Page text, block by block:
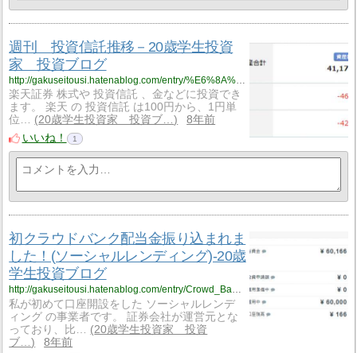
週刊 投資信託推移－20歳学生投資
家 投資ブログ
http://gakuseitousi.hatenablog.com/entry/%E6%8A%95%E8%B3%87%E4%BF%A1%E8%A8%97/20180310
楽天証券 株式や 投資信託 、金などに投資でき
ます。 楽天 の 投資信託 は100円から、1円単
位…
20歳学生投資家 投資ブ…
8年前
いいね！
1
初クラウドバンク配当金振り込まれま
した！(ソーシャルレンディング)-20歳
学生投資ブログ
http://gakuseitousi.hatenablog.com/entry/Crowd_Bank/20180308
私が初めて口座開設をした ソーシャルレンデ
ィング の事業者です。 証券会社が運営元とな
っており、比…
20歳学生投資家 投資
ブ…
8年前